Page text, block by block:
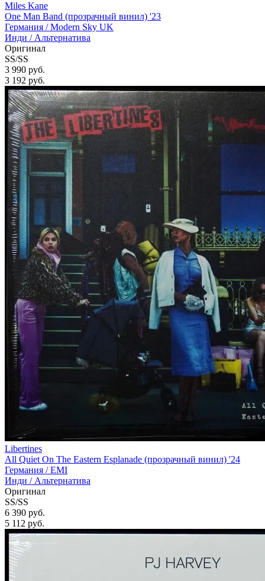
Miles Kane
One Man Band (прозрачный винил) '23
Германия /Modern Sky UK
Инди / Альтернатива
Оригинал
SS/SS
3 990 руб.
3 192 руб.
Libertines
All Quiet On The Eastern Esplanade (прозрачный винил) '24
Германия /EMI
Инди / Альтернатива
Оригинал
SS/SS
6 390 руб.
5 112 руб.